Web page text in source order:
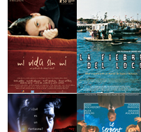
>Eyengui, El Dios
del sueño
>Mi vida sin mi >La fiebre del loco